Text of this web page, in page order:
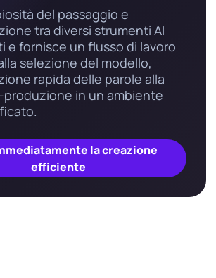
del passaggio e
tra diversi strumenti AI
e fornisce un flusso di lavoro
selezione del modello,
rapida delle parole alla
in un ambiente
la creazione
efficiente